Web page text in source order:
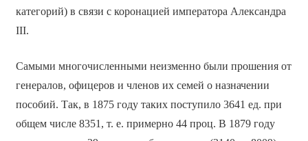
категорий) в связи с коронацией императора Александра
III.
Самыми многочисленными неизменно были прошения от
генералов, офицеров и членов их семей о назначении
пособий. Так, в 1875 году таких поступило 3641 ед. при
общем числе 8351, т. е. примерно 44 проц. В 1879 году